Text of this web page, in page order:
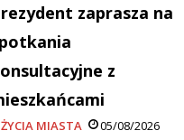
zaprasza na
z
MIASTA 05/08/2026